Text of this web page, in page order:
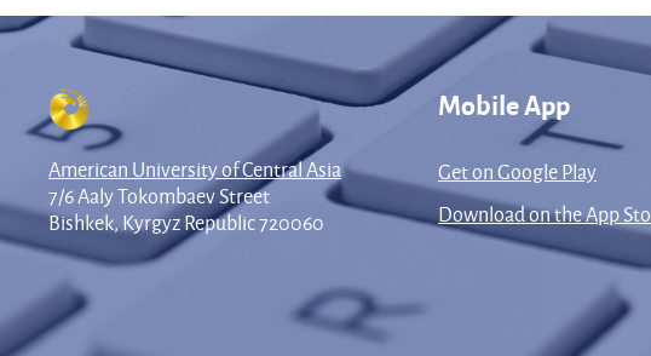
American University of Central Asia
7/6 Aaly Tokombaev Street
Bishkek, Kyrgyz Republic 720060
Mobile App
Get on Google Play
Download on the App